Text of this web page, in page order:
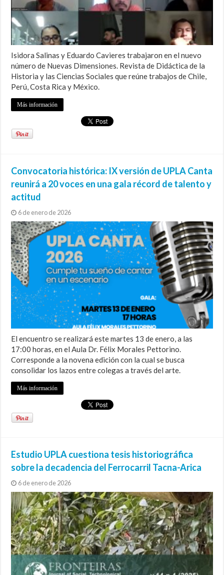
Isidora Salinas y Eduardo Cavieres trabajaron en el nuevo
número de Nuevas Dimensiones. Revista de Didáctica de la
Historia y las Ciencias Sociales que reúne trabajos de Chile,
Perú, Costa Rica y México.
Más información
Convocatoria histórica: IX versión de UPLA Canta
reunirá a 20 voces en una gala récord de talento y
actitud
6 de enero de 2026
El encuentro se realizará este martes 13 de enero, a las
17:00 horas, en el Aula Dr. Félix Morales Pettorino.
Corresponde a la novena edición con la cual se busca
consolidar los lazos entre colegas a través del arte.
Más información
Estudio UPLA cuestiona tesis historiográfica
sobre la decadencia del Ferrocarril Tacna-Arica
6 de enero de 2026